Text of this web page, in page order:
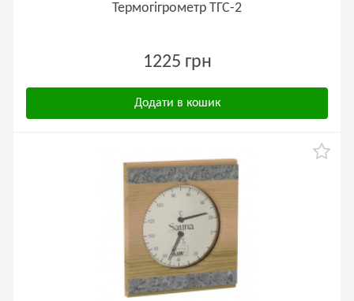
Термогігрометр ТГС-2
1225 грн
Додати в кошик